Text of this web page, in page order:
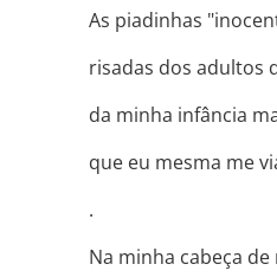
As piadinhas
risadas dos adultos
da minha infância
que eu mesma me
.
Na minha cabeça